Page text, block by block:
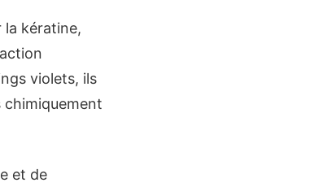
kératine,
violets, ils
chimiquement
et de